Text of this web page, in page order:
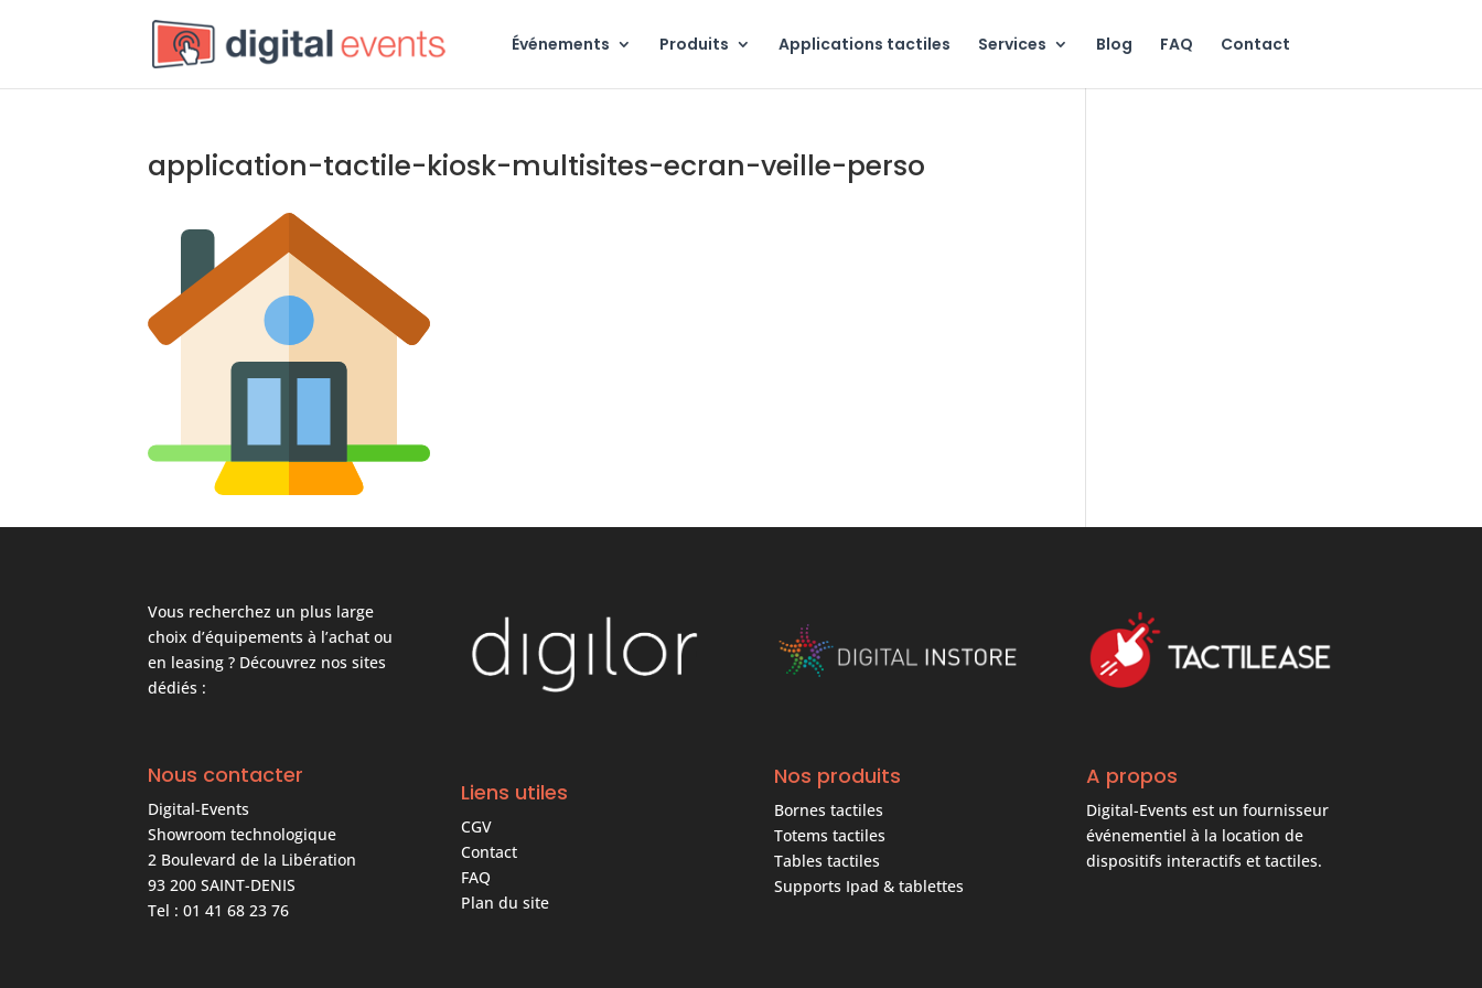
Événements Produits Applications tactiles Services Blog FAQ Contact
application-tactile-kiosk-multisites-ecran-veille-perso
Vous recherchez un plus large
choix d’équipements à l’achat ou
en leasing ? Découvrez nos sites
dédiés :
Nous contacter
Digital-Events
Showroom technologique
2 Boulevard de la Libération
93 200 SAINT-DENIS
Tel : 01 41 68 23 76
Liens utiles
CGV
Contact
FAQ
Plan du site
Nos produits
Bornes tactiles
Totems tactiles
Tables tactiles
Supports Ipad & tablettes
A propos
Digital-Events est un fournisseur
événementiel à la location de
dispositifs interactifs et tactiles.